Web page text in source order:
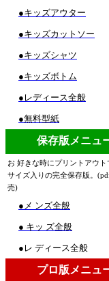
●キッズアウター
●キッズカットソー
●キッズシャツ
●キッズボトム
●レディース全般
●無料型紙
保存版メニュ
お 好きな時にプリントアウト
サイズ入りの完全保存版。
売)
●メ ンズ全般
● キッ ズ全般
●レ ディース全般
プロ版メニュ